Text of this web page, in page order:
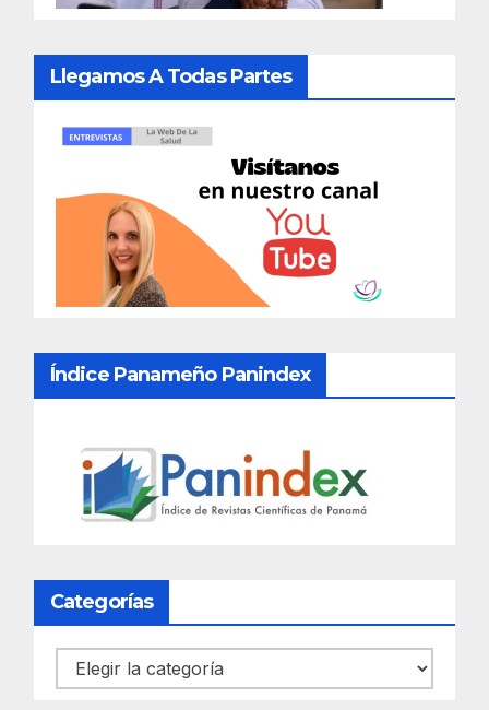
Llegamos A Todas Partes
Índice Panameño Panindex
Categorías
Categorías